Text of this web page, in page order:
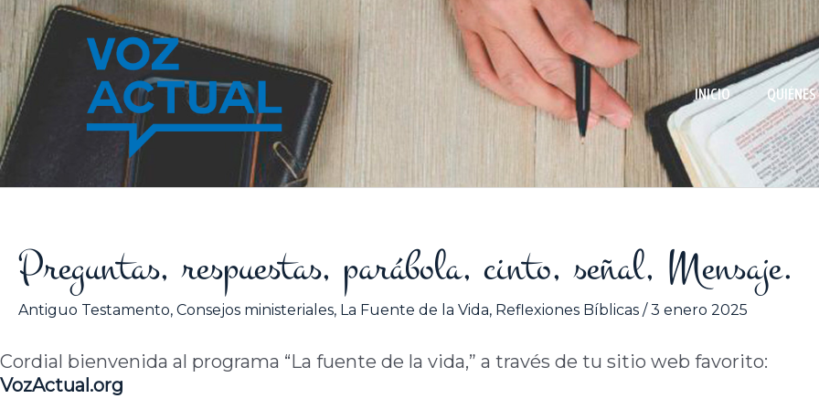
contenido
INICIO
Preguntas, respuestas, parábola, cinto, señal, Mensaje.
Antiguo Testamento, Consejos ministeriales, La Fuente de la Vida, Reflexiones Bíblicas /3 enero 2025
Cordial bienvenida al programa “La fuente de la vida,” a través de tu sitio web favorito:
VozActual.org